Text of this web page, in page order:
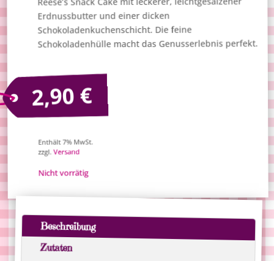
Erdnussbutter und einer dicken
Schokoladenkuchenschicht. Die feine
Schokoladenhülle macht das Genusserlebnis perfekt.
2,90€
Enthält 7% MwSt.
zzgl.Versand
Nicht vorrätig
Beschreibung
Zutaten